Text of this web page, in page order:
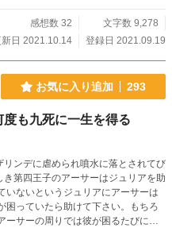
感想数 32
文字数 9,278
日 2021.10.14
登録日 2021.09.19
お気に入り追加 293
度も九死に一生を得る
ンデに虐められ噴水に落とされてび
第四王子のアーサーはジュリアを助
いないというジュリアにアーサーは
困っていたら助けて下さい。もちろ
ーサーの周りでは彼が困るたびに不
、それともジュリアが関係してい